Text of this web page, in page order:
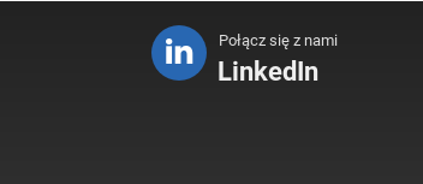
Połącz się z nami
LinkedIn